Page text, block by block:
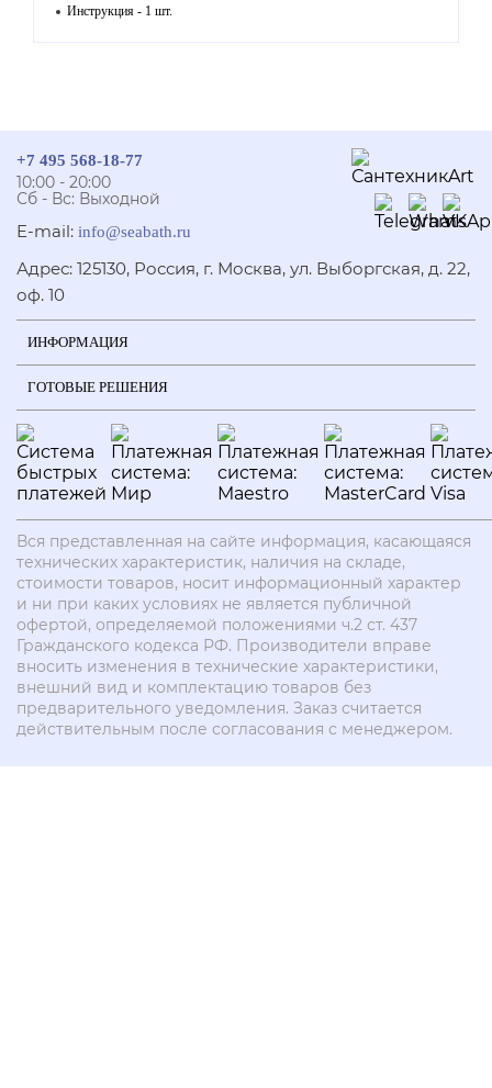
Инструкция - 1 шт.
ГОТОВЫЕ РЕШЕНИЯ
ИНФОРМАЦИЯ
+7 495 568-18-77
E-mail: info@seabath.ru
Адрес: 125130, Россия, г. Москва, ул. Выборгская, д. 22,
оф. 10
10:00 - 20:00
Сб - Вс: Выходной
Вся представленная на сайте информация, касающаяся
технических характеристик, наличия на складе,
стоимости товаров, носит информационный характер
и ни при каких условиях не является публичной
офертой, определяемой положениями ч.2 ст. 437
Гражданского кодекса РФ. Производители вправе
вносить изменения в технические характеристики,
внешний вид и комплектацию товаров без
предварительного уведомления. Заказ считается
действительным после согласования с менеджером.